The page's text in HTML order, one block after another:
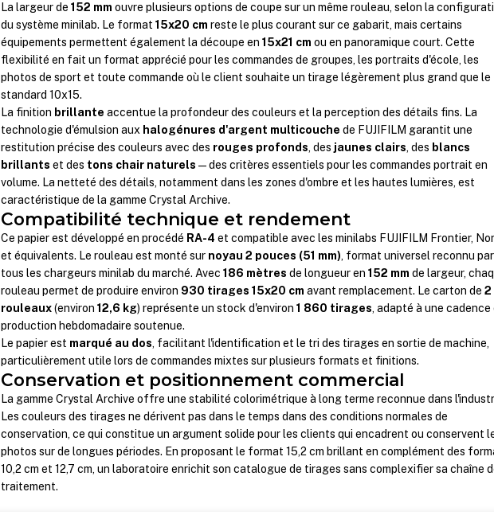
La largeur de152 mm ouvre plusieurs options de coupe sur un même rouleau, selon la
du système minilab. Le format15x20 cm reste le plus courant sur ce gabarit, mais certains
équipements permettent également la découpe en15x21 cm ou en panoramique court. Cette
flexibilité en fait un format apprécié pour les commandes de groupes, les portraits d'école, les
photos de sport et toute commande où le client souhaite un tirage légèrement plus grand que le
standard 10x15.
La finition brillante accentue la profondeur des couleurs et la perception des détails fins. La
technologie d'émulsion aux halogénures d'argent multicouche de FUJIFILM garantit une
restitution précise des couleurs avec des rouges profonds, des jaunes clairs, des blancs
brillants et des tons chair naturels — des critères essentiels pour les commandes portrait en
volume. La netteté des détails, notamment dans les zones d'ombre et les hautes lumières, est
caractéristique de la gamme Crystal Archive.
Compatibilité technique et rendement
Ce papier est développé en procédé RA-4 et compatible avec les minilabs FUJIFILM Frontier,
et équivalents. Le rouleau est monté sur noyau 2 pouces (51 mm), format universel reconnu par
tous les chargeurs minilab du marché. Avec186 mètres de longueur en152 mm de largeur,
rouleau permet de produire environ 930 tirages 15x20 cm avant remplacement. Le carton de2
rouleaux(environ12,6 kg) représente un stock d'environ1 860 tirages, adapté à une cadence
production hebdomadaire soutenue.
Le papier est marqué au dos, facilitant l'identification et le tri des tirages en sortie de machine,
particulièrement utile lors de commandes mixtes sur plusieurs formats et finitions.
Conservation et positionnement commercial
La gamme Crystal Archive offre une stabilité colorimétrique à long terme reconnue dans
Les couleurs des tirages ne dérivent pas dans le temps dans des conditions normales de
conservation, ce qui constitue un argument solide pour les clients qui encadrent ou conservent
photos sur de longues périodes. En proposant le format 15,2 cm brillant en complément des
10,2 cm et 12,7 cm, un laboratoire enrichit son catalogue de tirages sans complexifier sa chaîne
traitement.